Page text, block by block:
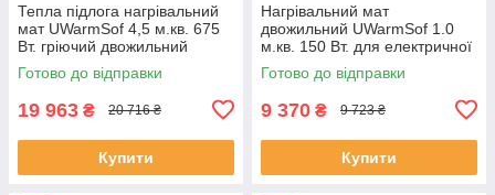
Тепла підлога нагрівальний
мат UWarmSof 4,5 м.кв. 675
Вт. гріючий двожильний
електро мат
Готово до відправки
19 963 ₴ 20 716 ₴
Купити
Нагрівальний мат
двожильний UWarmSof 1.0
м.кв. 150 Вт. для електричної
теплої підлоги
Готово до відправки
9 370 ₴ 9 723 ₴
Купити